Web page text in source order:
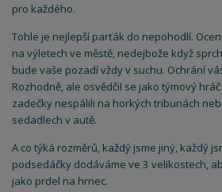
pro každého.
Tohle je nejlepší parťák do nepohodlí.
na výletech ve městě, nedejbože když
bude vaše pozadí vždy v suchu. Ochrání
Rozhodně, ale osvědčil se jako týmový
zadečky nespálili na horkých tribunách
sedadlech v autě.
A co týká rozměrů, každý jsme jiný, každý
podsedáčky dodáváme ve 3 velikostech,
jako prdel na hrnec.